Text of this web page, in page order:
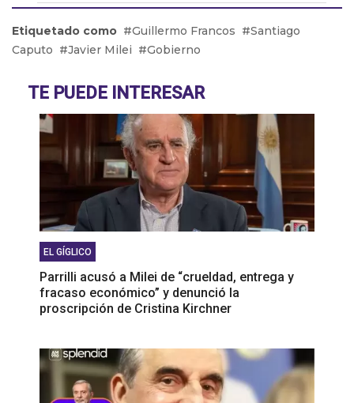
por el ser humano”
Fabián Vena con Barton: cómo será la nueva obra
Pablo Echarri: “La cultura es un hecho peligroso
para este gobierno de ultraderecha”
Etiquetado como Guillermo Francos
Santiago
Caputo
Javier Milei Gobierno
TE PUEDE INTERESAR
EL GÍGLICO
Parrilli acusó a Milei de “crueldad, entrega y
fracaso económico” y denunció la
proscripción de Cristina Kirchner